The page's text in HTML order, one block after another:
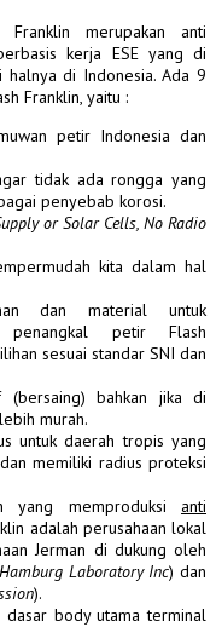
merupakan anti
kerja ESE yang di
halnya di Indonesia. Ada 9
Franklin, yaitu :
petir Indonesia dan
tidak ada rongga yang
penyebab korosi.
or Solar Cells, No Radio
kita dalam hal
dan material untuk
petir Flash
sesuai standar SNI dan
(bersaing) bahkan jika di
murah.
untuk daerah tropis yang
memiliki radius proteksi
yang memproduksi anti
adalah perusahaan lokal
Jerman di dukung oleh
Laboratory Inc) dan
).
dasar body utama terminal